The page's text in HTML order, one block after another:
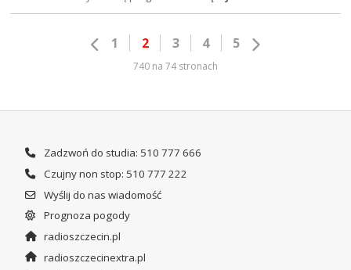
1 2 3 4 5
740 na 74 stronach
Zadzwoń do studia: 510 777 666
Czujny non stop: 510 777 222
Wyślij do nas wiadomość
Prognoza pogody
radioszczecin.pl
radioszczecinextra.pl